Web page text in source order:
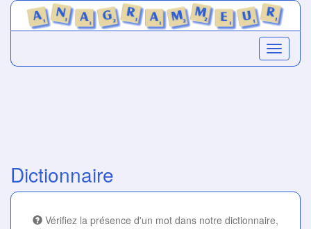
Dictionnaire
Vérifiez la présence d'un mot dans notre dictionnaire,